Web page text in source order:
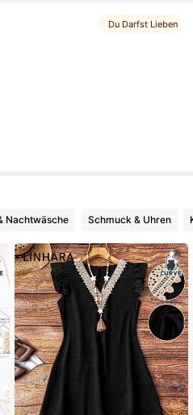
Du Darfst Lieben
Nachtwäsche Schmuck & Uhren